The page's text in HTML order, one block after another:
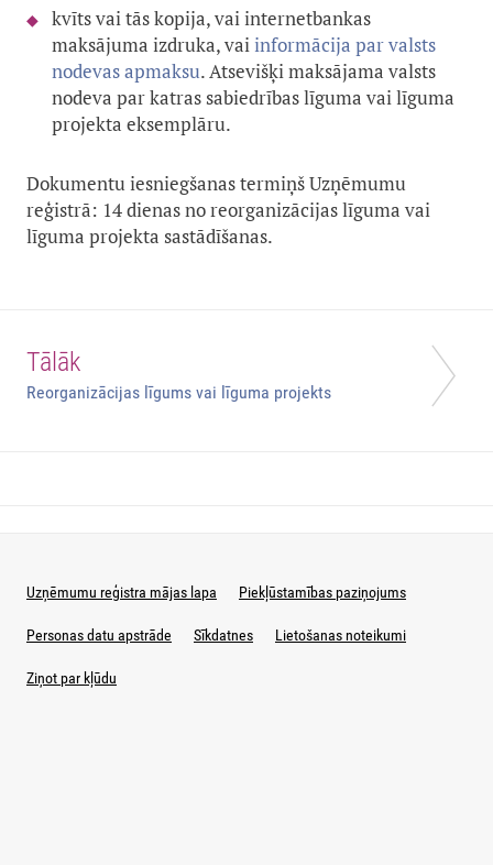
kvīts vai tās kopija, vai internetbankas
maksājuma izdruka, vaiinformācija par valsts
nodevas apmaksu. Atsevišķi maksājama valsts
nodeva par katras sabiedrības līguma vai līguma
projekta eksemplāru.
Dokumentu iesniegšanas termiņš Uzņēmumu
reģistrā: 14 dienas no reorganizācijas līguma vai
līguma projekta sastādīšanas.
Tālāk
Reorganizācijas līgums vai līguma projekts
Uzņēmumu reģistra mājas lapa Piekļūstamības paziņojums
Personas datu apstrāde Sīkdatnes Lietošanas noteikumi
Ziņot par kļūdu